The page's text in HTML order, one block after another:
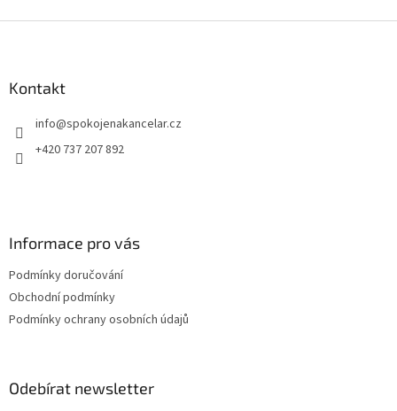
Kontakt
info@spokojenakancelar.cz
+420 737 207 892
Informace pro vás
Podmínky doručování
Obchodní podmínky
Podmínky ochrany osobních údajů
Odebírat newsletter